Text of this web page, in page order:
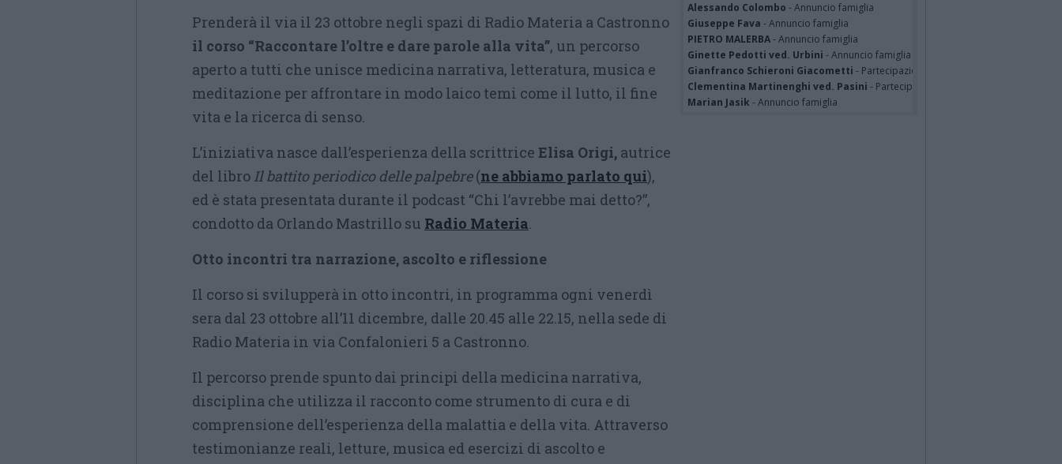
Prenderà il via il 23 ottobre negli spazi di Radio Materia a Castronno
il corso “Raccontare l’oltre e dare parole alla vita”, un percorso
aperto a tutti che unisce medicina narrativa, letteratura, musica e
meditazione per affrontare in modo laico temi come il lutto, il fine
vita e la ricerca di senso.
L’iniziativa nasce dall’esperienza della scrittrice Elisa Origi, autrice
del libro Il battito periodico delle palpebre(ne abbiamo parlato qui),
ed è stata presentata durante il podcast “Chi l’avrebbe mai detto?”,
condotto da Orlando Mastrillo su Radio Materia.
Otto incontri tra narrazione, ascolto e riflessione
Il corso si svilupperà in otto incontri, in programma ogni venerdì
sera dal 23 ottobre all’11 dicembre, dalle 20.45 alle 22.15, nella sede di
Radio Materia in via Confalonieri 5 a Castronno.
Il percorso prende spunto dai principi della medicina narrativa,
disciplina che utilizza il racconto come strumento di cura e di
comprensione dell’esperienza della malattia e della vita. Attraverso
testimonianze reali, letture, musica ed esercizi di ascolto e
Alessando Colombo - Annuncio famiglia
Giuseppe Fava - Annuncio famiglia
PIETRO MALERBA- Annuncio famiglia
Ginette Pedotti ved. Urbini - Annuncio famiglia
Gianfranco Schieroni Giacometti - Partecipazione
Clementina Martinenghi ved. Pasini - Partecipazione
Marian Jasik - Annuncio famiglia